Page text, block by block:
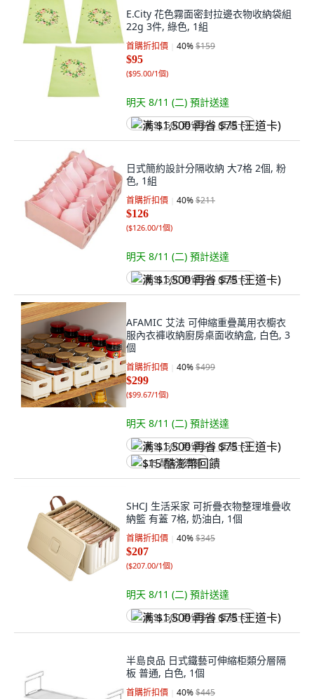
E.City 花色霧面密封拉邊衣物收納袋組
22g 3件, 綠色, 1組
首購折扣價 40%$159
$95
($95.00/1個)
明天 8/11 (二) 預計送達
满 $1,500 再省 $75 (王道卡)
日式簡約設計分隔收納 大7格 2個, 粉
色, 1組
首購折扣價 40%$211
$126
($126.00/1個)
明天 8/11 (二) 預計送達
满 $1,500 再省 $75 (王道卡)
AFAMIC 艾法 可伸縮重疊萬用衣櫥衣
服內衣褲收納廚房桌面收納盒, 白色, 3
個
首購折扣價 40%$499
$299
($99.67/1個)
明天 8/11 (二) 預計送達
满 $1,500 再省 $75 (王道卡)
$15 酷澎幣回饋
SHCJ 生活采家 可折疊衣物整理堆疊收
納籃 有蓋 7格, 奶油白, 1個
首購折扣價 40%$345
$207
($207.00/1個)
明天 8/11 (二) 預計送達
满 $1,500 再省 $75 (王道卡)
半島良品 日式鐵藝可伸縮柜類分層隔
板 普通, 白色, 1個
首購折扣價 40%$445